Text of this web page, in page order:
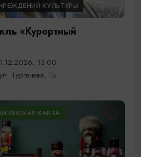
КУЛЬТУРЫ
«Курортный
13:00
Тургенева, 1Б
КАРТА